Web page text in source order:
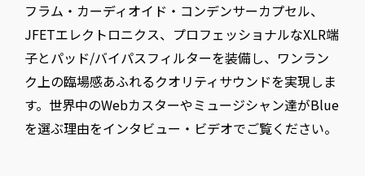
フラム・カーディオイド・コンデンサーカプセル、
JFETエレクトロニクス、プロフェッショナルなXLR端
子とパッド/バイパスフィルターを装備し、ワンラン
ク上の臨場感あふれるクオリティサウンドを実現しま
す。世界中のWebカスターやミュージシャン達がBlue
を選ぶ理由をインタビュー・ビデオでご覧ください。